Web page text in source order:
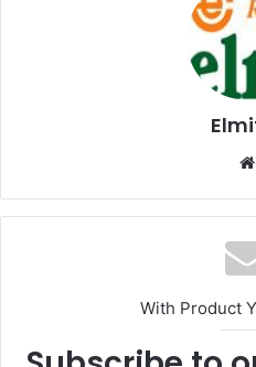
With Product